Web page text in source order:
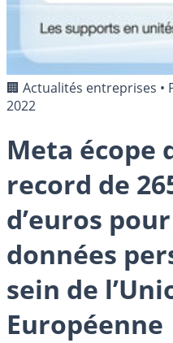
🏢 Actualités entreprises •
2022
Meta écope
record de
d’euros
données
sein de
Européenne